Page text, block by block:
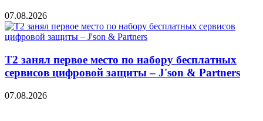
07.08.2026
Т2 занял первое место по набору бесплатных
сервисов цифровой защиты – J'son & Partners
07.08.2026